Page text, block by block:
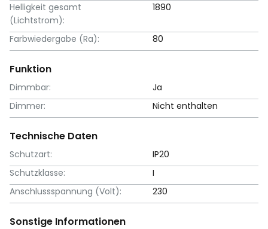
Helligkeit gesamt
(Lichtstrom):
1890
Farbwiedergabe (Ra): 80
Funktion
Dimmbar:
Ja
Dimmer:
Nicht enthalten
Technische Daten
Schutzart:
IP20
Schutzklasse:
I
Anschlussspannung (Volt):
230
Sonstige Informationen